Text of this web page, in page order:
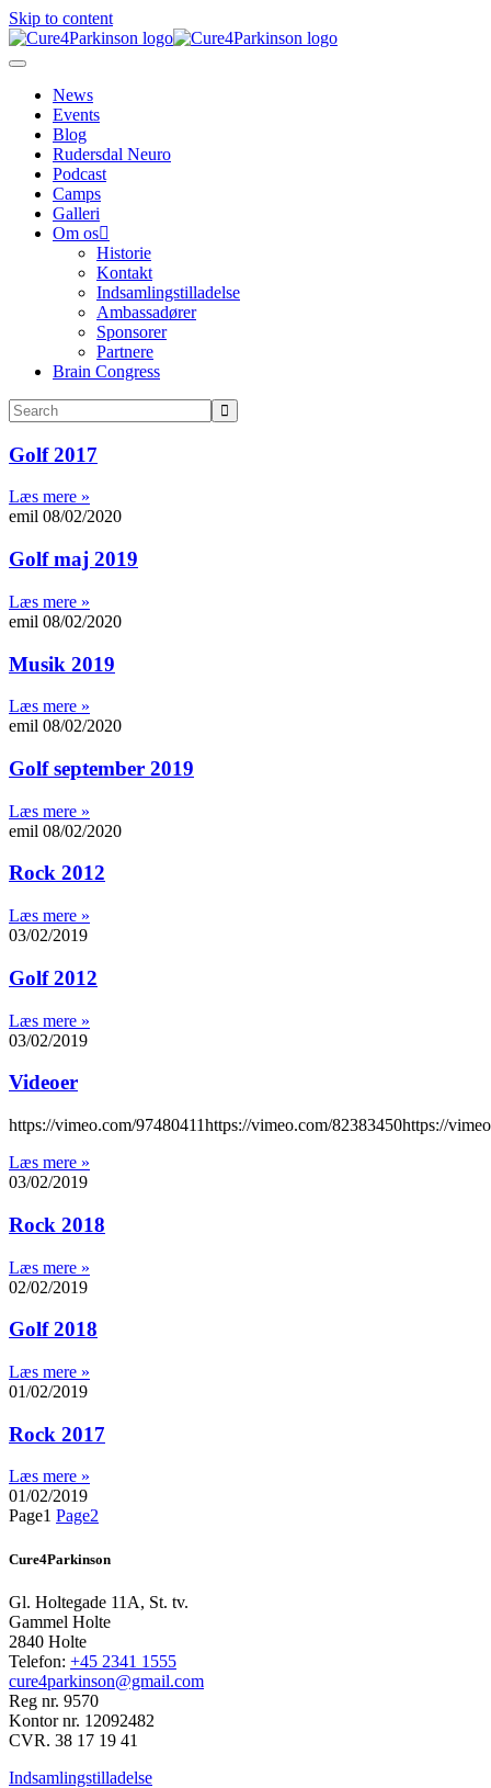
Skip to content
News
Events
Blog
Rudersdal Neuro
Podcast
Camps
Galleri
Om os
Historie
Kontakt
Indsamlingstilladelse
Ambassadører
Sponsorer
Partnere
Brain Congress
Golf 2017
Læs mere »
emil 08/02/2020
Golf maj 2019
Læs mere »
emil 08/02/2020
Musik 2019
Læs mere »
emil 08/02/2020
Golf september 2019
Læs mere »
emil 08/02/2020
Rock 2012
Læs mere »
03/02/2019
Golf 2012
Læs mere »
03/02/2019
Videoer
https://vimeo.com/97480411https://vimeo.com/82383450https://
Læs mere »
03/02/2019
Rock 2018
Læs mere »
02/02/2019
Golf 2018
Læs mere »
01/02/2019
Rock 2017
Læs mere »
01/02/2019
Page1 Page2
Cure4Parkinson
Gl. Holtegade 11A, St. tv.
Gammel Holte
2840 Holte
Telefon: +45 2341 1555
cure4parkinson@gmail.com
Reg nr. 9570
Kontor nr. 12092482
CVR. 38 17 19 41
Indsamlingstilladelse